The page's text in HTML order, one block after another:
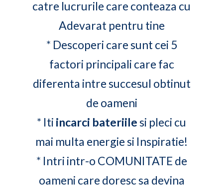
catre lucrurile care conteaza cu
Adevarat pentru tine
* Descoperi care sunt cei 5
factori principali care fac
diferenta intre succesul obtinut
de oameni
* Iti incarci bateriilesi pleci cu
mai multa energie si Inspiratie!
* Intri intr-o COMUNITATE de
oameni care doresc sa devina